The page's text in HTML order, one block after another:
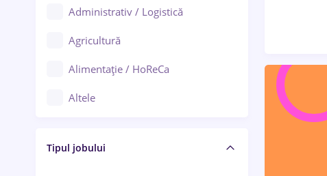
Ploiești
Administrativ / Logistică
Agricultură
Alimentație / HoReCa
Altele
Asigurări
Tipul jobului